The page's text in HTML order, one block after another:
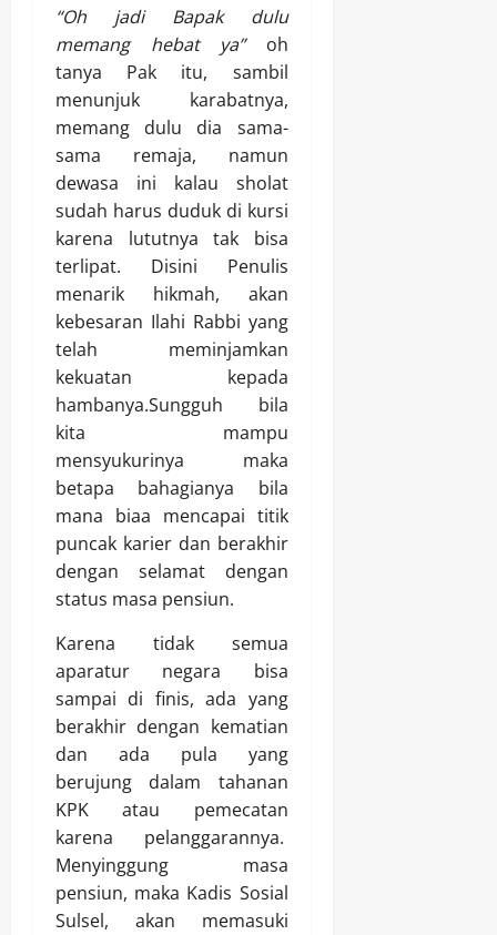
“Oh jadi Bapak dulu
memang hebat ya”oh
tanya Pak itu, sambil
menunjuk karabatnya,
memang dulu dia sama-
sama remaja, namun
dewasa ini kalau sholat
sudah harus duduk di kursi
karena lututnya tak bisa
terlipat. Disini Penulis
menarik hikmah, akan
kebesaran Ilahi Rabbi yang
telah meminjamkan
kekuatan kepada
hambanya.Sungguh bila
kita mampu
mensyukurinya maka
betapa bahagianya bila
mana biaa mencapai titik
puncak karier dan berakhir
dengan selamat dengan
status masa pensiun.
Karena tidak semua
aparatur negara bisa
sampai di finis, ada yang
berakhir dengan kematian
dan ada pula yang
berujung dalam tahanan
KPK atau pemecatan
karena pelanggarannya.
Menyinggung masa
pensiun, maka Kadis Sosial
Sulsel, akan memasuki